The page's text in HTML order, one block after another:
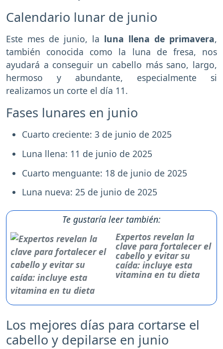
Calendario lunar de junio
Este mes de junio, la luna llena de primavera,
también conocida como la luna de fresa, nos
ayudará a conseguir un cabello más sano, largo,
hermoso y abundante, especialmente si
realizamos un corte el día 11.
Fases lunares en junio
Cuarto creciente: 3 de junio de 2025
Luna llena: 11 de junio de 2025
Cuarto menguante: 18 de junio de 2025
Luna nueva: 25 de junio de 2025
Te gustaría leer también:
Expertos revelan la
clave para fortalecer el
cabello y evitar su
caída: incluye esta
vitamina en tu dieta
Los mejores días para cortarse el
cabello y depilarse en junio